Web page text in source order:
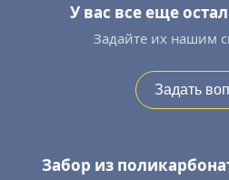
У вас все еще
Задайте их нашим
Задать
Забор из